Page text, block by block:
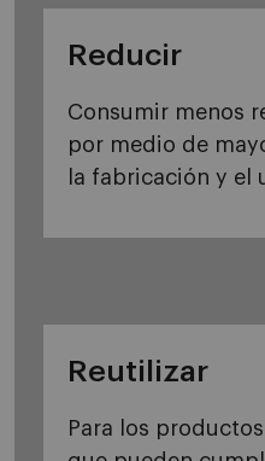
Reducir
Consumir menos
por medio de
la fabricación y el
Reutilizar
Para los